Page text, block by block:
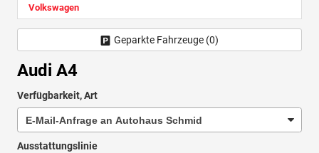
Audi A4
Verfügbarkeit, Art
Ausstattungslinie
Volkswagen
Geparkte Fahrzeuge (0)